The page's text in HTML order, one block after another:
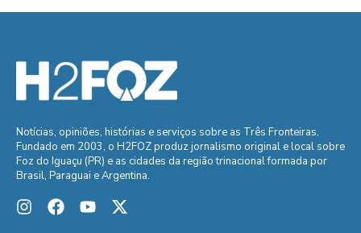
Notícias, opiniões, histórias e serviços sobre as Três Fronteiras.
Fundado em 2003, o H2FOZ produz jornalismo original e local sobre
Foz do Iguaçu (PR) e as cidades da região trinacional formada por
Brasil, Paraguai e Argentina.